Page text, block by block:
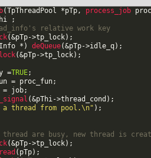
(TpThreadPool *pTp, process_job
;
relative work key
(&pTp->tp_lock) ;
* ) deQueue(&pTp->idle_q) ;
(&pTp->tp_lock) ;
=TRUE;
= proc_fun;
= job;
(&pThi->thread_cond ) ;
a thread from pool.\n" ) ;
are busy, new thread is
(&pTp->tp_lock) ;
( pTp) ;